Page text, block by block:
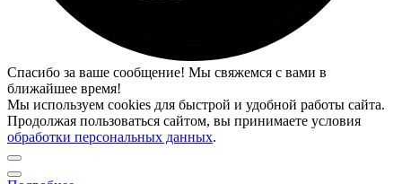
Спасибо за ваше сообщение! Мы свяжемся с вами в
ближайшее время!
Мы используем cookies для быстрой и удобной работы сайта.
Продолжая пользоваться сайтом, вы принимаете условия
обработки персональных данных.